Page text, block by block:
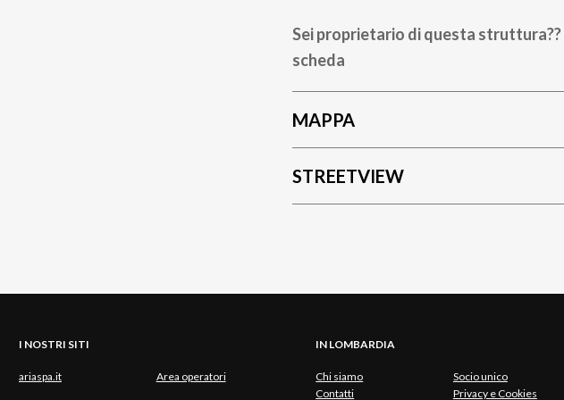
Sei proprietario di questa struttura??
scheda
MAPPA
STREETVIEW
I NOSTRI SITI
ariaspa.it Area operatori
IN LOMBARDIA
Chi siamo
Socio unico
Contatti
Privacy e Cookies